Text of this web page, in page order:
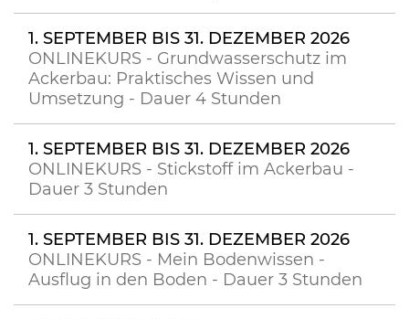
1. SEPTEMBER BIS 31. DEZEMBER 2026
ONLINEKURS - Grundwasserschutz im
Ackerbau: Praktisches Wissen und
Umsetzung - Dauer 4 Stunden
1. SEPTEMBER BIS 31. DEZEMBER 2026
ONLINEKURS - Stickstoff im Ackerbau -
Dauer 3 Stunden
1. SEPTEMBER BIS 31. DEZEMBER 2026
ONLINEKURS - Mein Bodenwissen -
Ausflug in den Boden - Dauer 3 Stunden